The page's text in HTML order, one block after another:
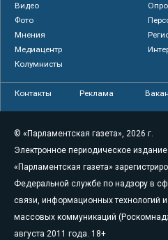
Видео
Фото
Мнения
Медиацентр
Колумнисты
Контакты Реклама
© «Парламентская газета», 2026 г.
Электронное периодическое издание
«Парламентская газета»
Федеральной службе по надзору в
связи, информационных технологий и
массовых коммуникаций
августа 2011 года. 18+